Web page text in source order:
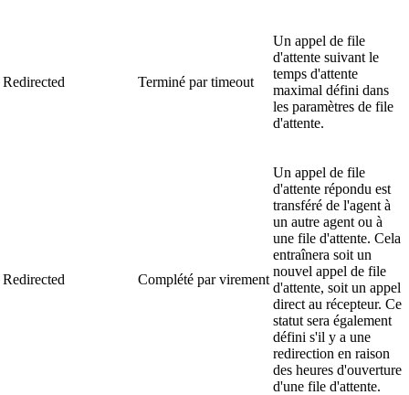
Redirected Terminé par timeout
Un appel de file
d'attente suivant le
temps d'attente
maximal défini dans
les paramètres de file
d'attente.
Redirected Complété par virement
Un appel de file
d'attente répondu est
transféré de l'agent à
un autre agent ou à
une file d'attente. Cela
entraînera soit un
nouvel appel de file
d'attente, soit un appel
direct au récepteur. Ce
statut sera également
défini s'il y a une
redirection en raison
des heures d'ouverture
d'une file d'attente.